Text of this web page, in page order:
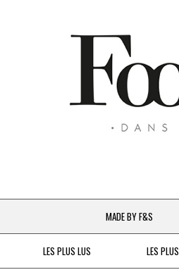
MADE BY F&S
CHEFS &
LES PLUS LUS LES